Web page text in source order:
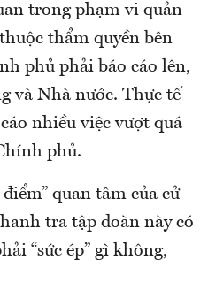
trong phạm vi quản
thẩm quyền bên
phủ phải báo cáo lên,
và Nhà nước. Thực tế
nhiều việc vượt quá
phủ.
quan tâm của cử
tra tập đoàn này có
“sức ép” gì không,